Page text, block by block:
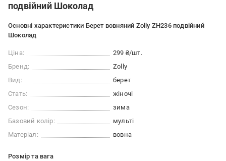
подвійний Шоколад
Основні характеристики Берет вовняний Zolly ZH236 подвійний
Шоколад
Ціна:
299 ₴/шт.
Бренд:
Zolly
Вид:
берет
Стать:
жіночі
Сезон:
зима
Базовий колір:
мульті
Матеріал:
вовна
Розмір та вага